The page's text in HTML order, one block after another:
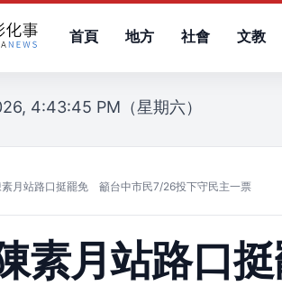
首頁 地方 社會 文教
4:43:45 PM（星期六）
素月站路口挺罷免 籲台中市民7/26投下守民主一票
素月站路口